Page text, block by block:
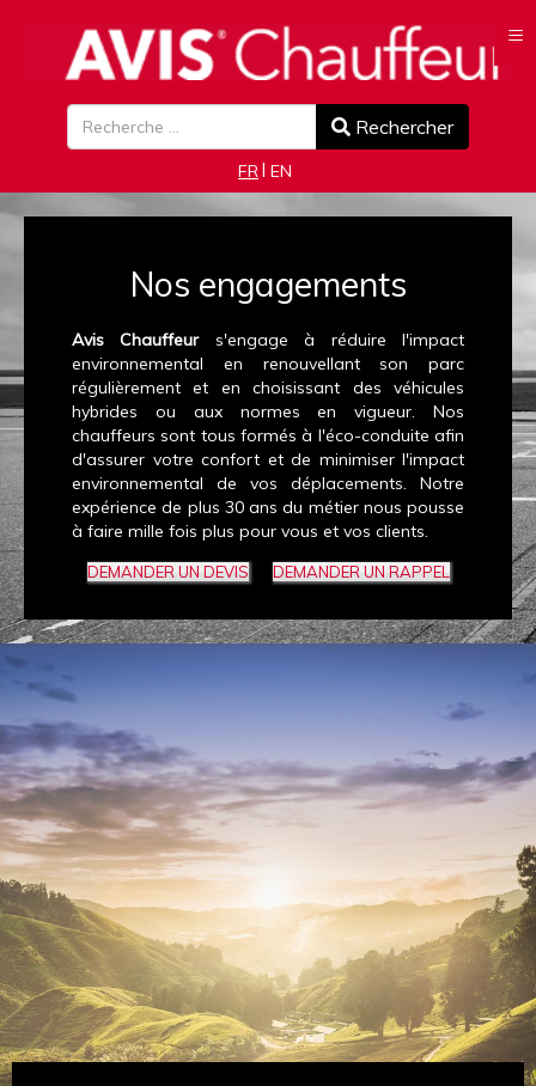
Rechercher Rechercher
FR EN
Nos engagements
Avis Chauffeurs'engage à réduire l'impact
environnemental en renouvellant son parc
régulièrement et en choisissant des véhicules
hybrides ou aux normes en vigueur. Nos
chauffeurs sont tous formés à l'éco-conduite afin
d'assurer votre confort et de minimiser l'impact
environnemental de vos déplacements. Notre
expérience de plus 30 ans du métier nous pousse
à faire mille fois plus pour vous et vos clients.
DEMANDER UN DEVIS DEMANDER UN RAPPEL
≡